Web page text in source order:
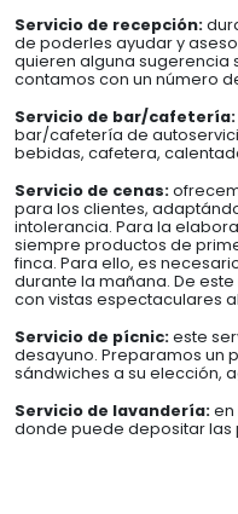
Servicio de recepción:
de poderles ayudar y
quieren alguna sugerencia
contamos con un número
Servicio de bar/cafetería:
bar/cafetería de
bebidas, cafetera,
Servicio de cenas:
para los clientes,
intolerancia. Para la
siempre productos de
finca. Para ello, es
durante la mañana. De
con vistas espectaculares
Servicio de pícnic:este
desayuno. Preparamos un
sándwiches a su elección,
Servicio de lavandería:en
donde puede depositar las